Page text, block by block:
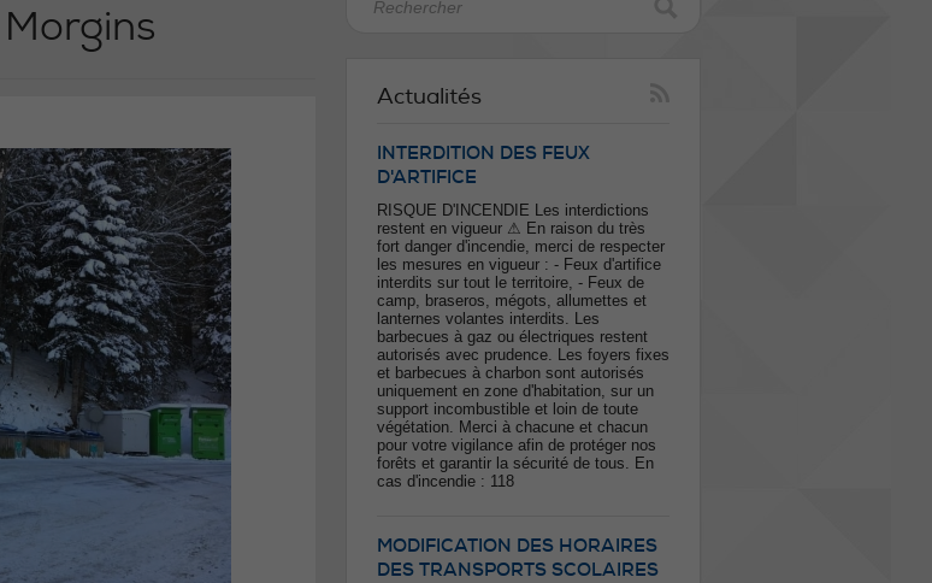
Actualités
INTERDITION DES FEUX
D'ARTIFICE
RISQUE D'INCENDIE Les interdictions
restent en vigueur ⚠ En raison du très
fort danger d'incendie, merci de respecter
les mesures en vigueur : - Feux d'artifice
interdits sur tout le territoire, - Feux de
camp, braseros, mégots, allumettes et
lanternes volantes interdits. Les
barbecues à gaz ou électriques restent
autorisés avec prudence. Les foyers fixes
et barbecues à charbon sont autorisés
uniquement en zone d'habitation, sur un
support incombustible et loin de toute
végétation. Merci à chacune et chacun
pour votre vigilance afin de protéger nos
forêts et garantir la sécurité de tous. En
cas d'incendie : 118
MODIFICATION DES HORAIRES
DES TRANSPORTS SCOLAIRES